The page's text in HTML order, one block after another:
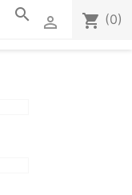
shopping_cart (0)

search